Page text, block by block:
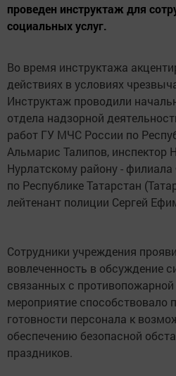
проведен инструктаж для
социальных услуг.
Во время инструктажа
действиях в условиях
Инструктаж проводили
отдела надзорной
работ ГУ МЧС России по
Альмарис Талипов,
Нурлатскому району -
по Республике Татарстан
лейтенант полиции Сергей
Сотрудники учреждения
вовлеченность в обсуждение
связанных с
мероприятие
готовности персонала к
обеспечению безопасной
праздников.